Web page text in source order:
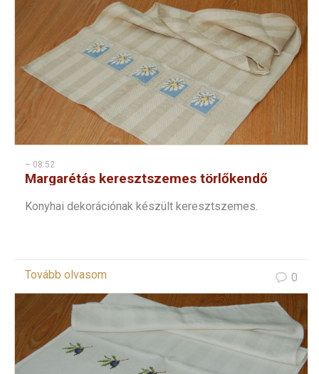
– 08:52
Margarétás keresztszemes törlőkendő
Konyhai dekorációnak készült keresztszemes.
Tovább olvasom 0